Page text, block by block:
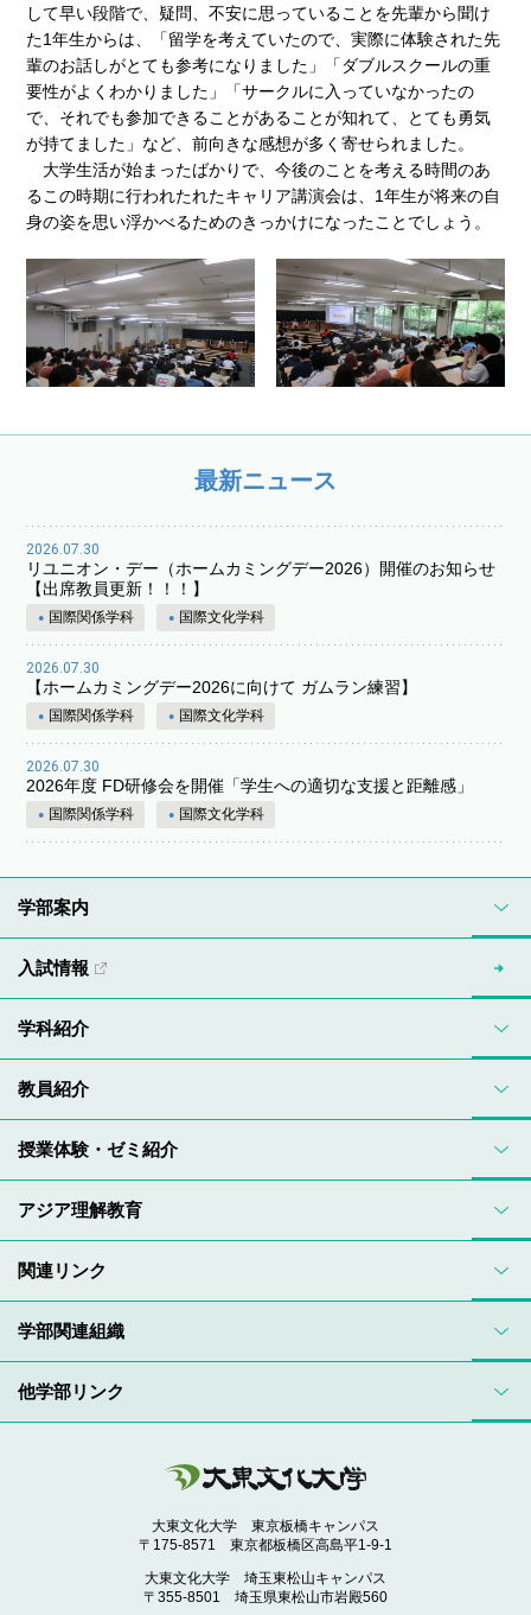
して早い段階で、疑問、不安に思っていることを先輩から聞け
た1年生からは、「留学を考えていたので、実際に体験された先
輩のお話しがとても参考になりました」「ダブルスクールの重
要性がよくわかりました」「サークルに入っていなかったの
で、それでも参加できることがあることが知れて、とても勇気
が持てました」など、前向きな感想が多く寄せられました。
大学生活が始まったばかりで、今後のことを考える時間のあ
るこの時期に行われたれたキャリア講演会は、1年生が将来の自
身の姿を思い浮かべるためのきっかけになったことでしょう。
最新ニュース
2026.07.30
リユニオン・デー（ホームカミングデー2026）開催のお知らせ
【出席教員更新！！！】
国際関係学科 国際文化学科
2026.07.30
【ホームカミングデー2026に向けて ガムラン練習】
国際関係学科 国際文化学科
2026.07.30
2026年度 FD研修会を開催「学生への適切な支援と距離感」
国際関係学科 国際文化学科
学部関連組織
他学部リンク
大東文化大学 東京板橋キャンパス
〒175-8571 東京都板橋区高島平1-9-1
大東文化大学 埼玉東松山キャンパス
〒355-8501 埼玉県東松山市岩殿560
学部案内
入試情報
学科紹介
教員紹介
授業体験・ゼミ紹介
アジア理解教育
関連リンク